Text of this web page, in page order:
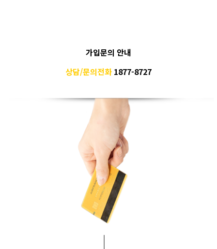
가입문의 안내
상담/문의전화 1877-8727